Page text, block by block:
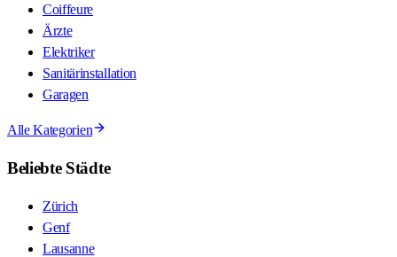
Coiffeure
Ärzte
Elektriker
Sanitärinstallation
Garagen
Alle Kategorien
Beliebte Städte
Zürich
Genf
Lausanne